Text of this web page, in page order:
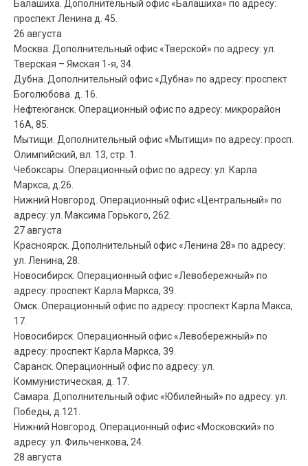
Балашиха. Дополнительный офис «Балашиха» по адресу:
проспект Ленина д. 45.
26 августа
Москва. Дополнительный офис «Тверской» по адресу: ул.
Тверская – Ямская 1-я, 34.
Дубна. Дополнительный офис «Дубна» по адресу: проспект
Боголюбова. д. 16.
Нефтеюганск. Операционный офис по адресу: микрорайон
16А, 85.
Мытищи. Дополнительный офис «Мытищи» по адресу: просп.
Олимпийский, вл. 13, стр. 1.
Чебоксары. Операционный офис по адресу: ул. Карла
Маркса, д.26.
Нижний Новгород. Операционный офис «Центральный» по
адресу: ул. Максима Горького, 262.
27 августа
Красноярск. Дополнительный офис «Ленина 28» по адресу:
ул. Ленина, 28.
Новосибирск. Операционный офис «Левобережный» по
адресу: проспект Карла Маркса, 39.
Омск. Операционный офис по адресу: проспект Карла Макса,
17.
Новосибирск. Операционный офис «Левобережный» по
адресу: проспект Карла Маркса, 39.
Саранск. Операционный офис по адресу: ул.
Коммунистическая, д. 17.
Самара. Дополнительный офис «Юбилейный» по адресу: ул.
Победы, д.121.
Нижний Новгород. Операционный офис «Московский» по
адресу: ул. Фильченкова, 24.
28 августа